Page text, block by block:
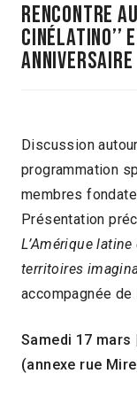
RENCONTRE
anniversaire
Discussion
programmation
membres
Présentation
L’Amérique
territoires
accompagnée de
Samedi 17 mars |
(annexe rue